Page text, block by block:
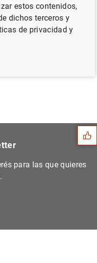
Siguiente
consolida...
Sugerencias
para las que quieres
estos contenidos,
dichos terceros y
de privacidad y